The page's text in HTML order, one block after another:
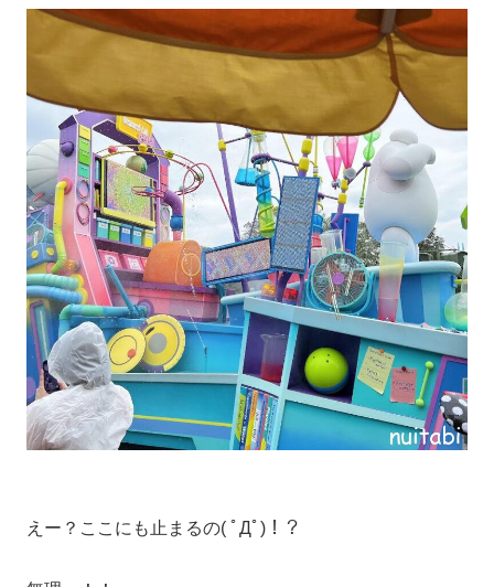
えー？ここにも止まるの( ﾟДﾟ)！？